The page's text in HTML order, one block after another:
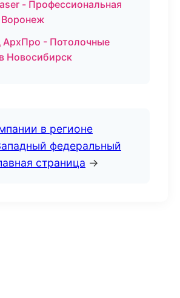
- Профессиональная
Воронеж
АрхПро - Потолочные
Новосибирск
в регионе
федеральный
страница →